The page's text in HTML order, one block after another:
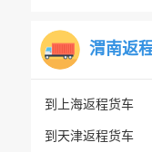
渭南返
到上海返程货车
到天津返程货车